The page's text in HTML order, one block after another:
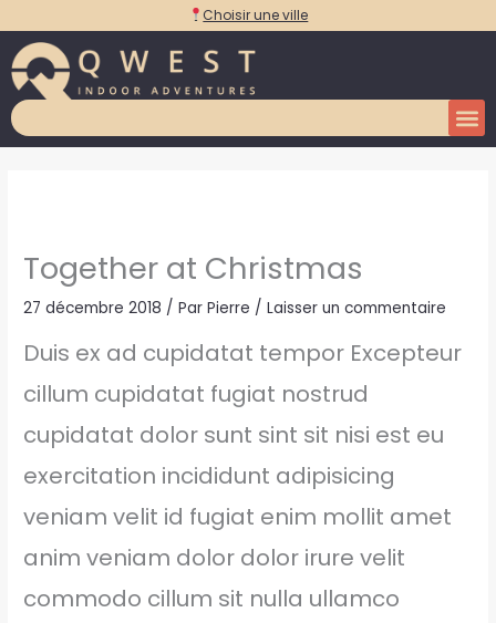
contenu
Choisir une ville
Together at Christmas
27 décembre 2018 / ParPierre /Laisser un commentaire
Duis ex ad cupidatat tempor Excepteur
cillum cupidatat fugiat nostrud
cupidatat dolor sunt sint sit nisi est eu
exercitation incididunt adipisicing
veniam velit id fugiat enim mollit amet
anim veniam dolor dolor irure velit
commodo cillum sit nulla ullamco